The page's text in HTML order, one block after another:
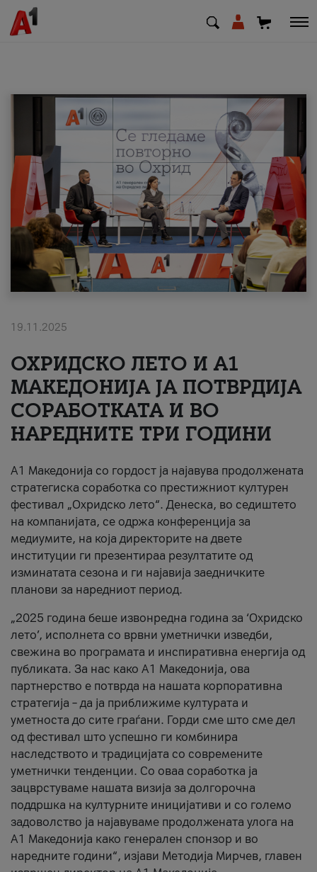
МК SQ
Приватни Деловни
Поддршка
Надополни кредит
#ПодобарОнлајн
19.11.2025
ОХРИДСКО ЛЕТО И A1
МАКЕДОНИЈА ЈА ПОТВРДИЈА
СОРАБОТКАТА И ВО
НАРЕДНИТЕ ТРИ ГОДИНИ
A1 Македонија со гордост ја најавува продолжената
стратегиска соработка со престижниот културен
фестивал „Охридско лето“. Денеска, во седиштето
на компанијата, се одржа конференција за
медиумите, на која директорите на двете
институции ги презентираа резултатите од
изминатата сезона и ги најавија заедничките
планови за наредниот период.
„2025 година беше извонредна година за ‘Охридско
лето’, исполнета со врвни уметнички изведби,
свежина во програмата и инспиративна енергија од
публиката. За нас како A1 Македонија, ова
партнерство е потврда на нашата корпоративна
стратегија – да ја приближиме културата и
уметноста до сите граѓани. Горди сме што сме дел
од фестивал што успешно ги комбинира
наследството и традицијата со современите
уметнички тенденции. Со оваа соработка ја
зацврстуваме нашата визија за долгорочна
поддршка на културните иницијативи и со големо
задоволство ја најавуваме продолжената улога на
A1 Македонија како генерален спонзор и во
наредните години“, изјави Методија Мирчев, главен